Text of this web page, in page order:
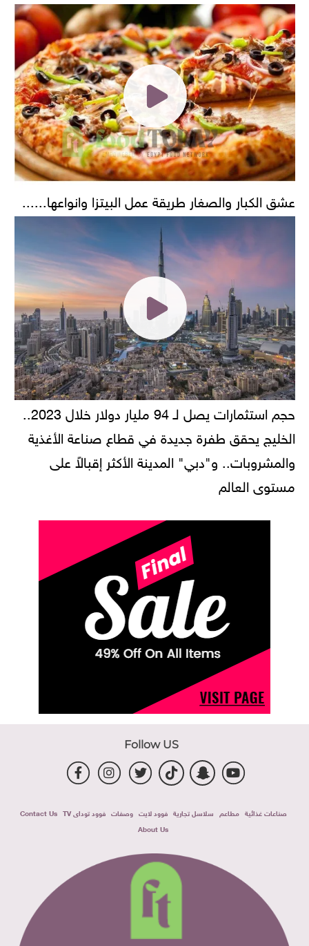
عشق الكبار والصغار طريقة عمل البيتزا وانواعها......
حجم استثمارات يصل لـ 94 مليار دولار خلال 2023..
الخليج يحقق طفرة جديدة في قطاع صناعة الأغذية
والمشروبات.. و"دبي" المدينة الأكثر إقبالاً على
مستوى العالم
Follow US
صناعات غذائية مطاعم سلاسل تجارية فوود لايت وصفات فوود توداى TV
Contact Us
About Us